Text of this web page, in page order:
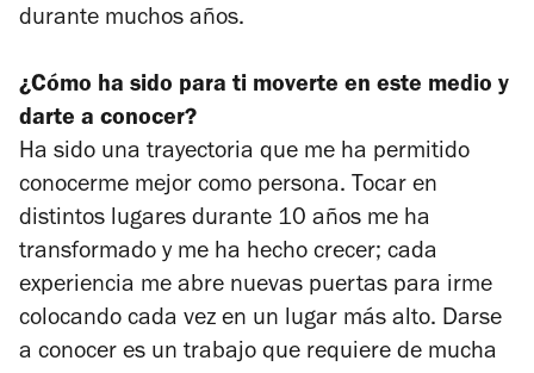
durante muchos años.
¿Cómo ha sido para ti moverte en este medio y
darte a conocer?
Ha sido una trayectoria que me ha permitido
conocerme mejor como persona. Tocar en
distintos lugares durante 10 años me ha
transformado y me ha hecho crecer; cada
experiencia me abre nuevas puertas para irme
colocando cada vez en un lugar más alto. Darse
a conocer es un trabajo que requiere de mucha